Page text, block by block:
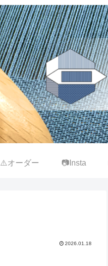
⚠️オーダー 📷Insta
2026.01.18